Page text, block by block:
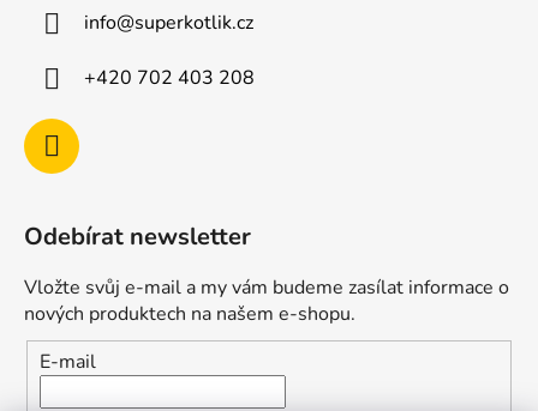
info@superkotlik.cz
+420 702 403 208
Odebírat newsletter
Vložte svůj e-mail a my vám budeme zasílat informace o
nových produktech na našem e-shopu.
E-mail